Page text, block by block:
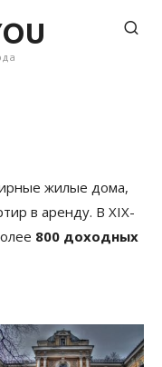
жилые дома,
в аренду. В XIX-
800 доходных